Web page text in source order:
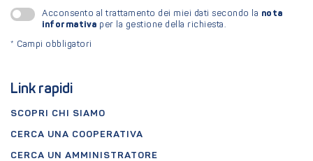
Link rapidi
SCOPRI CHI SIAMO
CERCA UNA COOPERATIVA
CERCA UN AMMINISTRATORE
Acconsento al trattamento dei miei dati secondo la nota
informativa per la gestione della richiesta.
* Campi obbligatori